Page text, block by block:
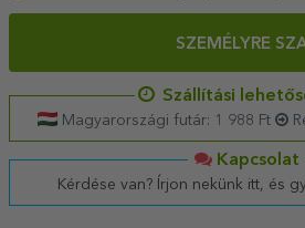
SZEMÉLYRE
Szállítási
Magyarországi futár: 1 988 Ft
Kapcsolat
Kérdése van? Írjon nekünk itt, és